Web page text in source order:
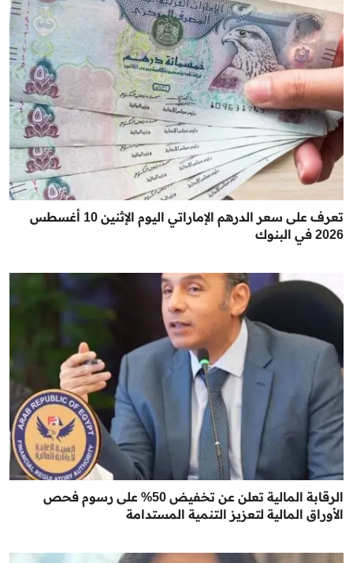
تعرف على سعر الدرهم الإماراتي اليوم الإثنين 10 أغسطس
2026 في البنوك
الرقابة المالية تعلن عن تخفيض 50% على رسوم فحص
الأوراق المالية لتعزيز التنمية المستدامة